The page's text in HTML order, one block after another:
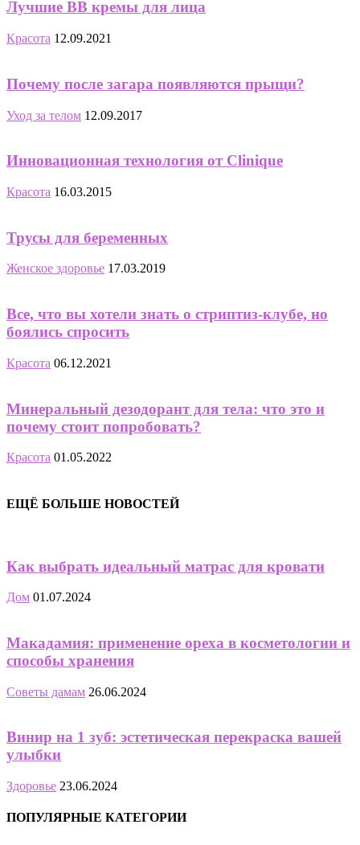
Лучшие BB кремы для лица
Красота 12.09.2021
Почему после загара появляются прыщи?
Уход за телом 12.09.2017
Инновационная технология от Clinique
Красота 16.03.2015
Трусы для беременных
Женское здоровье 17.03.2019
Все, что вы хотели знать о стриптиз-клубе, но
боялись спросить
Красота 06.12.2021
Минеральный дезодорант для тела: что это и
почему стоит попробовать?
Красота 01.05.2022
ЕЩЁ БОЛЬШЕ НОВОСТЕЙ
Как выбрать идеальный матрас для кровати
Дом 01.07.2024
Макадамия: применение ореха в косметологии и
способы хранения
Советы дамам 26.06.2024
Винир на 1 зуб: эстетическая перекраска вашей
улыбки
Здоровье 23.06.2024
ПОПУЛЯРНЫЕ КАТЕГОРИИ